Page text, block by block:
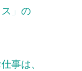
」の
事は、